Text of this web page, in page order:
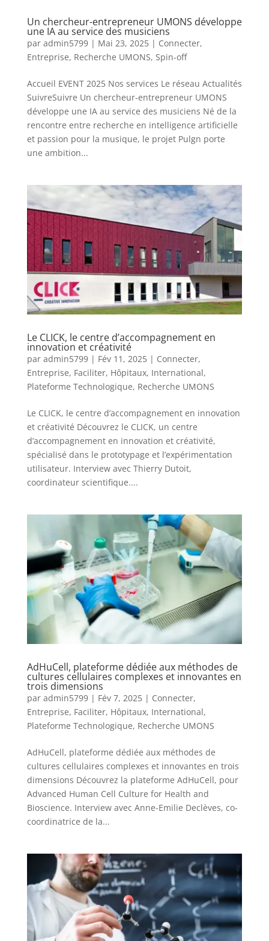
Un chercheur-entrepreneur UMONS développe
une IA au service des musiciens
par admin5799| Mai 23, 2025| Connecter,
Entreprise, Recherche UMONS, Spin-off
Accueil EVENT 2025 Nos services Le réseau Actualités
SuivreSuivre Un chercheur-entrepreneur UMONS
développe une IA au service des musiciens Né de la
rencontre entre recherche en intelligence artificielle
et passion pour la musique, le projet Pulgn porte
une ambition...
Le CLICK, le centre d’accompagnement en
innovation et créativité
par admin5799| Fév 11, 2025| Connecter,
Entreprise, Faciliter, Hôpitaux, International,
Plateforme Technologique, Recherche UMONS
Le CLICK, le centre d’accompagnement en innovation
et créativité Découvrez le CLICK, un centre
d’accompagnement en innovation et créativité,
spécialisé dans le prototypage et l’expérimentation
utilisateur. Interview avec Thierry Dutoit,
coordinateur scientifique....
AdHuCell, plateforme dédiée aux méthodes de
cultures cellulaires complexes et innovantes en
trois dimensions
par admin5799| Fév 7, 2025| Connecter,
Entreprise, Faciliter, Hôpitaux, International,
Plateforme Technologique, Recherche UMONS
AdHuCell, plateforme dédiée aux méthodes de
cultures cellulaires complexes et innovantes en trois
dimensions Découvrez la plateforme AdHuCell, pour
Advanced Human Cell Culture for Health and
Bioscience. Interview avec Anne-Emilie Declèves, co-
coordinatrice de la...